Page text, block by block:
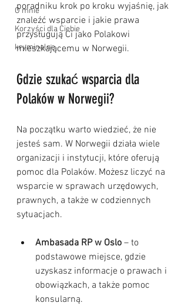
O mnie
Korzyści dla Ciebie
kryminalne
poradniku krok po kroku wyjaśnię, jak
znaleźć wsparcie i jakie prawa
przysługują Ci jako Polakowi
mieszkającemu w Norwegii.
Gdzie szukać wsparcia dla
Polaków w Norwegii?
Na początku warto wiedzieć, że nie
jesteś sam. W Norwegii działa wiele
organizacji i instytucji, które oferują
pomoc dla Polaków. Możesz liczyć na
wsparcie w sprawach urzędowych,
prawnych, a także w codziennych
sytuacjach.
Ambasada RP w Oslo – to
podstawowe miejsce, gdzie
uzyskasz informacje o prawach i
obowiązkach, a także pomoc
konsularną.